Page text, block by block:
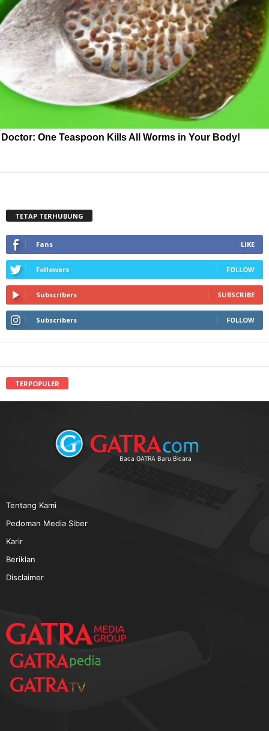
Doctor: One Teaspoon Kills All Worms in Your Body!
TETAP TERHUBUNG
Fans LIKE
Followers FOLLOW
Subscribers SUBSCRIBE
Subscribers FOLLOW
TERPOPULER